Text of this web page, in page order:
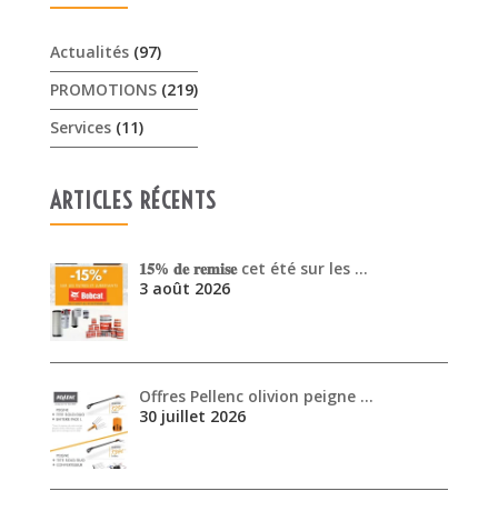
Actualités(97)
PROMOTIONS(219)
Services(11)
ARTICLES RÉCENTS
𝟏𝟓% 𝐝𝐞 𝐫𝐞𝐦𝐢𝐬𝐞 cet été sur les …
3 août 2026
Offres Pellenc olivion peigne …
30 juillet 2026